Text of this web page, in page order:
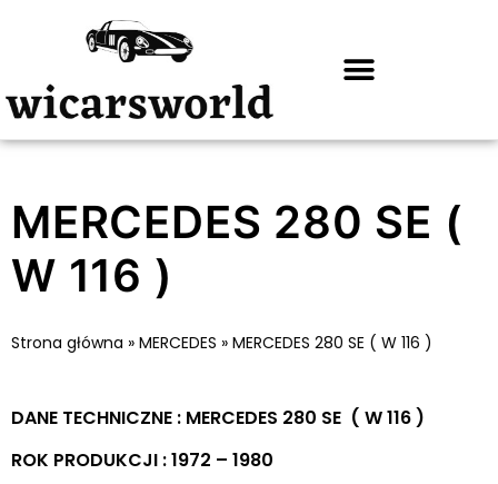
MERCEDES 280 SE (
W 116 )
Strona główna » MERCEDES » MERCEDES 280 SE ( W 116 )
DANE TECHNICZNE : MERCEDES 280 SE ( W 116 )
ROK PRODUKCJI : 1972 – 1980